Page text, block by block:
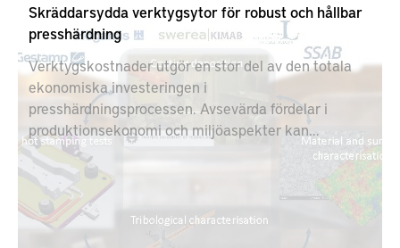
Skräddarsydda verktygsytor för robust och hållbar
presshärdning
Verktygskostnader utgör en stor del av den totala
ekonomiska investeringen i
presshärdningsprocessen. Avsevärda fördelar i
produktionsekonomi och miljöaspekter kan
åstadkommas genom att förbättra formverktygens
prestanda i varmformningsoperationer av
exempelvis bilkomponenter. Huvudidén i detta
projekt är att skapa skräddarsydda ytor på
formverktyg gjorda av billigare verktygsstål som är